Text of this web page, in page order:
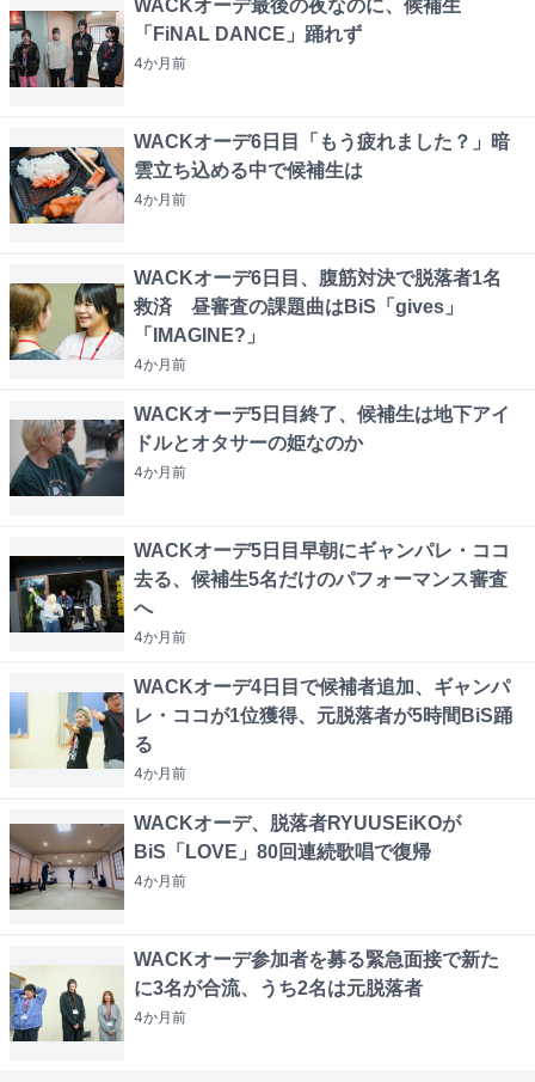
WACKオーデ最後の夜なのに、候補生
「FiNAL DANCE」踊れず
4か月前
WACKオーデ6日目「もう疲れました？」暗
雲立ち込める中で候補生は
4か月前
WACKオーデ6日目、腹筋対決で脱落者1名
救済 昼審査の課題曲はBiS「gives」
「IMAGINE?」
4か月前
WACKオーデ5日目終了、候補生は地下アイ
ドルとオタサーの姫なのか
4か月前
WACKオーデ5日目早朝にギャンパレ・ココ
去る、候補生5名だけのパフォーマンス審査
へ
4か月前
WACKオーデ4日目で候補者追加、ギャンパ
レ・ココが1位獲得、元脱落者が5時間BiS踊
る
4か月前
WACKオーデ、脱落者RYUUSEiKOが
BiS「LOVE」80回連続歌唱で復帰
4か月前
WACKオーデ参加者を募る緊急面接で新た
に3名が合流、うち2名は元脱落者
4か月前